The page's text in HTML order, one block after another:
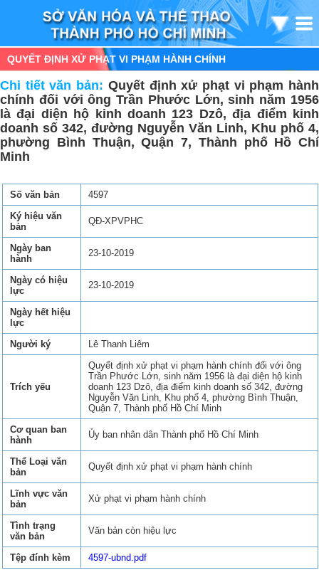
QUYẾT ĐỊNH XỬ PHẠT VI PHẠM HÀNH CHÍNH
Chi tiết văn bản: Quyết định xử phạt vi phạm hành
chính đối với ông Trần Phước Lớn, sinh năm 1956
là đại diện hộ kinh doanh 123 Dzô, địa điểm kinh
doanh số 342, đường Nguyễn Văn Linh, Khu phố 4,
phường Bình Thuận, Quận 7, Thành phố Hồ Chí
Minh
Số văn bản
4597
Ký hiệu văn
bản
QĐ-XPVPHC
Ngày ban
hành
23-10-2019
Ngày có hiệu
lực
23-10-2019
Ngày hết hiệu
lực
Người ký
Lê Thanh Liêm
Trích yếu
Quyết định xử phạt vi phạm hành chính đối với ông
Trần Phước Lớn, sinh năm 1956 là đại diện hộ kinh
doanh 123 Dzô, địa điểm kinh doanh số 342, đường
Nguyễn Văn Linh, Khu phố 4, phường Bình Thuận,
Quận 7, Thành phố Hồ Chí Minh
Cơ quan ban
hành
Ủy ban nhân dân Thành phố Hồ Chí Minh
Thể Loại văn
bản
Quyết định xử phạt vi phạm hành chính
Lĩnh vực văn
bản
Xử phạt vi phạm hành chính
Tình trạng
văn bản
Văn bản còn hiệu lực
Tệp đính kèm 4597-ubnd.pdf